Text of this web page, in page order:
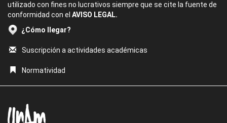
utilizado con fines no lucrativos siempre que se cite la fuente de
conformidad con el AVISO LEGAL.
¿Cómo llegar?
Suscripción a actividades académicas
Normatividad